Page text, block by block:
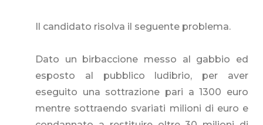
Il candidato risolva il seguente problema.
Dato un birbaccione messo al gabbio ed
esposto al pubblico ludibrio, per aver
eseguito una sottrazione pari a 1300 euro
mentre sottraendo svariati milioni di euro e